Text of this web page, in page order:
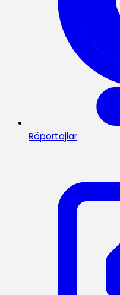
Röportajlar